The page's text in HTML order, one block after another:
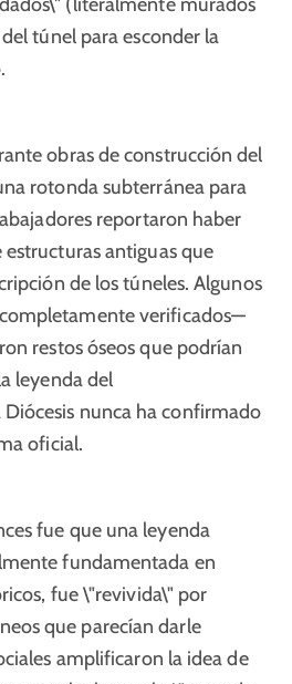
túnel para esconder la
obras de construcción del
rotonda subterránea para
reportaron haber
antiguas que
de los túneles. Algunos
verificados—
restos óseos que podrían
leyenda del
nunca ha confirmado
oficial.
fue que una leyenda
fundamentada en
fue \"revivida\" por
que parecían darle
amplificaron la idea de